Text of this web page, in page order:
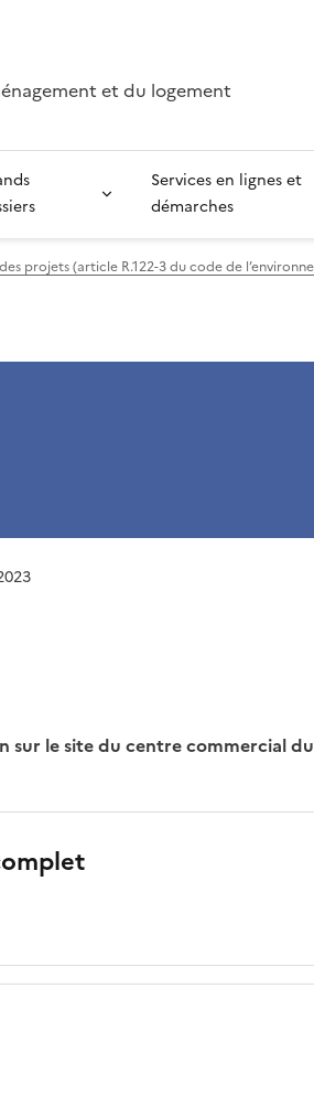
et du logement
Services en lignes et
démarches
projets (article R.122-3 du code de
le site du centre commercial